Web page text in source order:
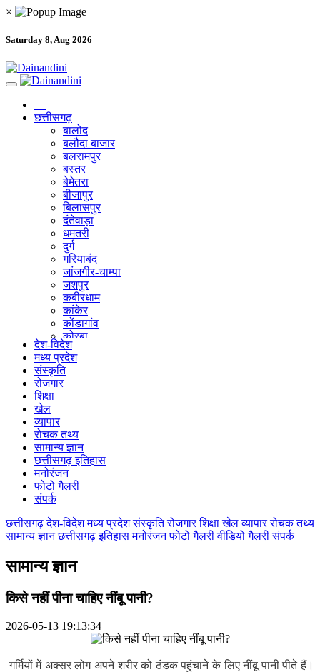
×
Saturday 8, Aug 2026
छत्तीसगढ़
बालोद
बलौदा बाजार
बलरामपुर
बस्तर
बेमेतरा
बीजापुर
बिलासपुर
दंतेवाड़ा
धमतरी
दुर्ग
गरियाबंद
जांजगीर-चाम्पा
जशपुर
कबीरधाम
कांकेर
कोंडागांव
कोरबा
कोरिया
महासमुंद
मुंगेली
नारायणपुर
सुकमा
सूरजपुर
सरगुजा
गौरेला पेंड्रा मरवाही
खैरागढ़-छुईखदान-गंडई
सारंगढ़-बिलाईगढ़
मनेन्द्रगढ़ – चिरिमिरी – भरतपुर
सक्ति
देश-विदेश
मध्य प्रदेश
संस्कृति
रोजगार
शिक्षा
खेल
व्यापार
रोचक तथ्य
सामान्य ज्ञान
छत्तीसगढ़ इतिहास
मनोरंजन
फोटो गैलरी
संपर्क
छत्तीसगढ़ देश-विदेश मध्य प्रदेश संस्कृति रोजगार शिक्षा खेल व्यापार रोचक तथ्य
सामान्य ज्ञान छत्तीसगढ़ इतिहास मनोरंजन फोटो गैलरी वीडियो गैलरी संपर्क
सामान्य ज्ञान
किसे नहीं पीना चाहिए नींबू पानी?
2026-05-13 19:13:34
गर्मियों में अक्सर लोग अपने शरीर को ठंडक पहुंचाने के लिए नींबू पानी पीते हैं।